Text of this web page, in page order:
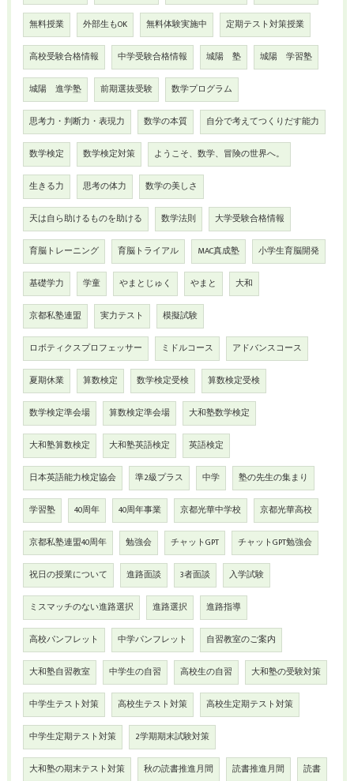
無料授業 外部生もOK 無料体験実施中 定期テスト対策授業
高校受験合格情報 中学受験合格情報 城陽 塾 城陽 学習塾
城陽 進学塾 前期選抜受験 数学プログラム
思考力・判断力・表現力 数学の本質 自分で考えてつくりだす能力
数学検定 数学検定対策 ようこそ、数学、冒険の世界へ。
生きる力 思考の体力 数学の美しさ
天は自ら助けるものを助ける 数学法則 大学受験合格情報
育脳トレーニング 育脳トライアル MAC真成塾 小学生育脳開発
基礎学力 学童 やまとじゅく やまと 大和
京都私塾連盟 実力テスト 模擬試験
ロボティクスプロフェッサー ミドルコース アドバンスコース
夏期休業 算数検定 数学検定受検 算数検定受検
数学検定準会場 算数検定準会場 大和塾数学検定
大和塾算数検定 大和塾英語検定 英語検定
日本英語能力検定協会 準2級プラス 中学 塾の先生の集まり
学習塾 40周年 40周年事業 京都光華中学校 京都光華高校
京都私塾連盟40周年 勉強会 チャットGPT チャットGPT勉強会
祝日の授業について 進路面談 3者面談 入学試験
ミスマッチのない進路選択 進路選択 進路指導
高校パンフレット 中学パンフレット 自習教室のご案内
大和塾自習教室 中学生の自習 高校生の自習 大和塾の受験対策
中学生テスト対策 高校生テスト対策 高校生定期テスト対策
中学生定期テスト対策 2学期期末試験対策
大和塾の期末テスト対策 秋の読書推進月間 読書推進月間 読書